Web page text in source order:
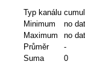
Typ kanálu
Minimum
no
Maximum
no
Průměr
-
Suma
0